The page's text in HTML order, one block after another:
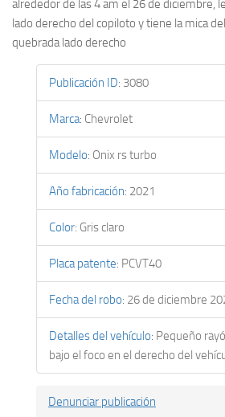
alrededor de las 4 am el 26 de diciembre,
lado derecho del copiloto y tiene la mica
quebrada lado derecho
Publicación ID: 3080
Marca: Chevrolet
Modelo: Onix rs turbo
Año fabricación: 2021
Color: Gris claro
Placa patente: PCVT40
Fecha del robo: 26 de diciembre
Detalles del vehículo: Pequeño
bajo el foco en el derecho del
Denunciar publicación